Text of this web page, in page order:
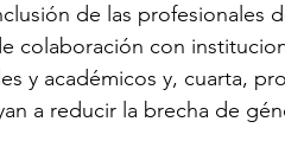
de las profesionales
colaboración con
y académicos y, cuarta,
a reducir la brecha de